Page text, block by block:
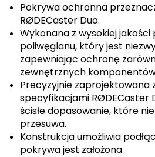
Pokrywa ochronna
RØDECaster Duo.
Wykonana z wysokiej
poliwęglanu, który jest
zapewniając ochronę
zewnętrznych
Precyzyjnie zaprojektowana
specyfikacjami RØDECaster
ścisłe dopasowanie, które
przesuwa.
Konstrukcja umożliwia
pokrywa jest założona.